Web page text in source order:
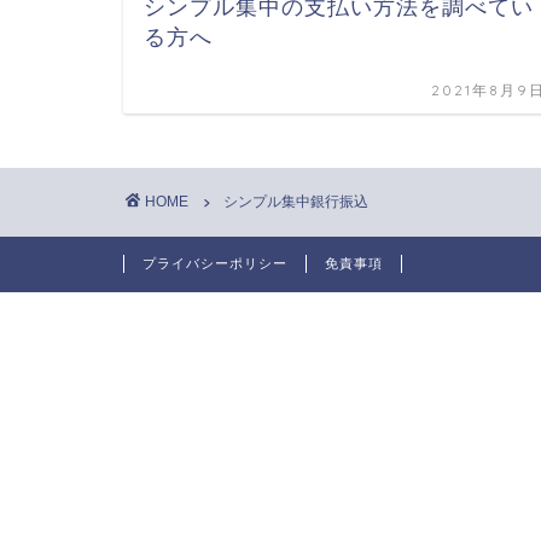
シンプル集中の支払い方法を調べてい
る方へ
2021年8月9
HOME シンプル集中銀行振込
プライバシーポリシー 免責事項